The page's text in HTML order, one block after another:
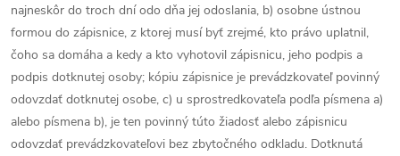
najneskôr do troch dní odo dňa jej odoslania, b) osobne ústnou
formou do zápisnice, z ktorej musí byť zrejmé, kto právo uplatnil,
čoho sa domáha a kedy a kto vyhotovil zápisnicu, jeho podpis a
podpis dotknutej osoby; kópiu zápisnice je prevádzkovateľ povinný
odovzdať dotknutej osobe, c) u sprostredkovateľa podľa písmena a)
alebo písmena b), je ten povinný túto žiadosť alebo zápisnicu
odovzdať prevádzkovateľovi bez zbytočného odkladu. Dotknutá